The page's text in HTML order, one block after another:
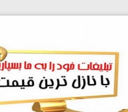
نمایندگان ایران مشخص شدند
سوم برای ایران
ایران چشم به راه چهار مدال در پنج وزن
دوم کشتی فرنگی نوجوانان جهان